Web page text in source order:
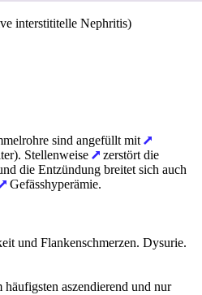
interstititelle Nephritis)
sind angefüllt mit
Stellenweise
zerstört die
die Entzündung breitet sich auch
Gefässhyperämie.
und Flankenschmerzen. Dysurie.
aszendierend und nur